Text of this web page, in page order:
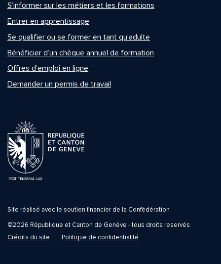
S’informer sur les métiers et les formations
Entrer en apprentissage
Se qualifier ou se former en tant qu’adulte
Bénéficier d’un chèque annuel de formation
Offres d’emploi en ligne
Demander un permis de travail
Site réalisé avec le soutien financier de la Confédération
©2026 République et Canton de Genève - tous droits reservés
Crédits du site
Politique de confidentialité